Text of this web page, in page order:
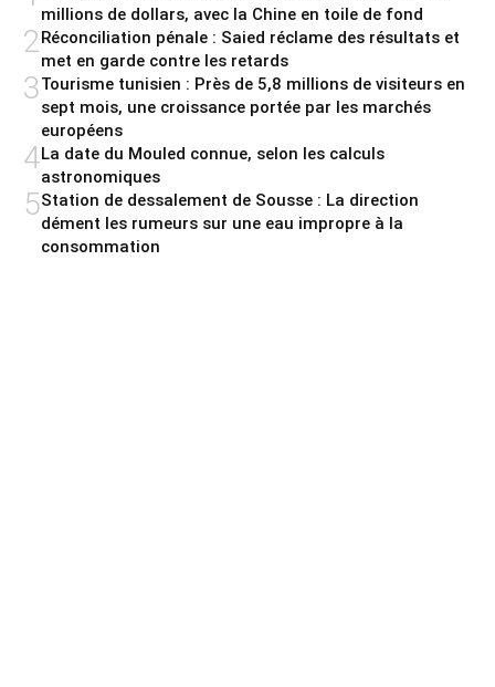
millions de dollars, avec la Chine en toile de fond
2 Réconciliation pénale : Saied réclame des résultats et
met en garde contre les retards
3Tourisme tunisien : Près de 5,8 millions de visiteurs en
sept mois, une croissance portée par les marchés
européens
4La date du Mouled connue, selon les calculs
astronomiques
5Station de dessalement de Sousse : La direction
dément les rumeurs sur une eau impropre à la
consommation